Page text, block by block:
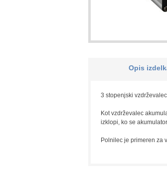
Opis
3 stopenjski
Kot vzdrževalec
izklopi, ko se
Polnilec je primeren za